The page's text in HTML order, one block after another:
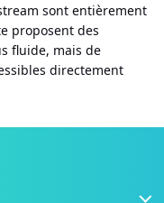
sont entièrement
proposent des
fluide, mais de
directement